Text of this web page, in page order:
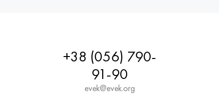
+38 (056) 790-
91-90
evek@evek.org